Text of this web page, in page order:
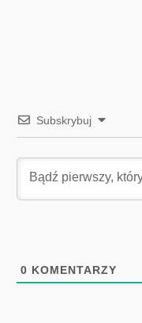
Subskrybuj
0 KOMENTARZY